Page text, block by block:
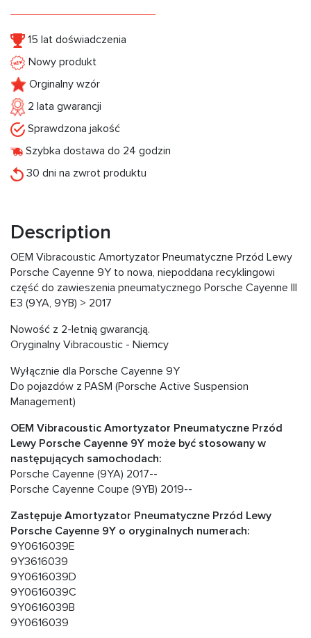
15 lat doświadczenia
Nowy produkt
Orginalny wzór
2 lata gwarancji
Sprawdzona jakość
Szybka dostawa do 24 godzin
30 dni na zwrot produktu
Description
OEM Vibracoustic Amortyzator Pneumatyczne Przód Lewy
Porsche Cayenne 9Y to nowa, niepoddana recyklingowi
część do zawieszenia pneumatycznego Porsche Cayenne III
E3 (9YA, 9YB) > 2017
Nowość z 2-letnią gwarancją.
Oryginalny Vibracoustic - Niemcy
Wyłącznie dla Porsche Cayenne 9Y
Do pojazdów z PASM (Porsche Active Suspension
Management)
OEM Vibracoustic Amortyzator Pneumatyczne Przód
Lewy Porsche Cayenne 9Y może być stosowany w
następujących samochodach:
Porsche Cayenne (9YA) 2017--
Porsche Cayenne Coupe (9YB) 2019--
Zastępuje Amortyzator Pneumatyczne Przód Lewy
Porsche Cayenne 9Y o oryginalnych numerach:
9Y0616039E
9Y3616039
9Y0616039D
9Y0616039C
9Y0616039B
9Y0616039